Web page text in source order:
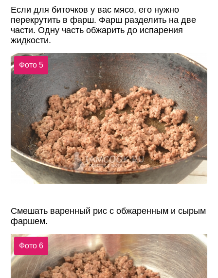
Если для биточков у вас мясо, его нужно
перекрутить в фарш. Фарш разделить на две
части. Одну часть обжарить до испарения
жидкости.
Фото 5
Смешать варенный рис с обжаренным и сырым
фаршем.
Фото 6